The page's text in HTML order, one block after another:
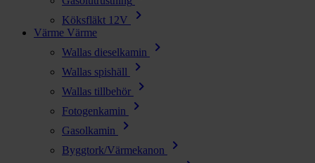
Köksfläkt 12V chevron_right
Värme Värme
Wallas dieselkamin
chevron_right
Wallas spishäll chevron_right
Wallas tillbehör chevron_right
Fotogenkamin chevron_right
Gasolkamin chevron_right
Byggtork/Värmekanon chevron_right